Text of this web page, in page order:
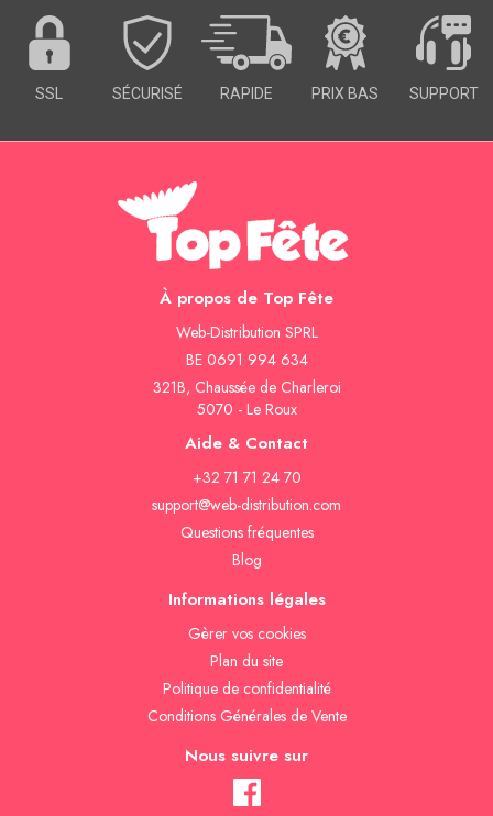
SSL SÉCURISÉ RAPIDE PRIX BAS SUPPORT
À propos de Top Fête
Web-Distribution SPRL
BE 0691 994 634
321B, Chaussée de Charleroi
5070 - Le Roux
Aide & Contact
+32 71 71 24 70
support@web-distribution.com
Questions fréquentes
Blog
Informations légales
Gèrer vos cookies
Plan du site
Politique de confidentialité
Conditions Générales de Vente
Nous suivre sur